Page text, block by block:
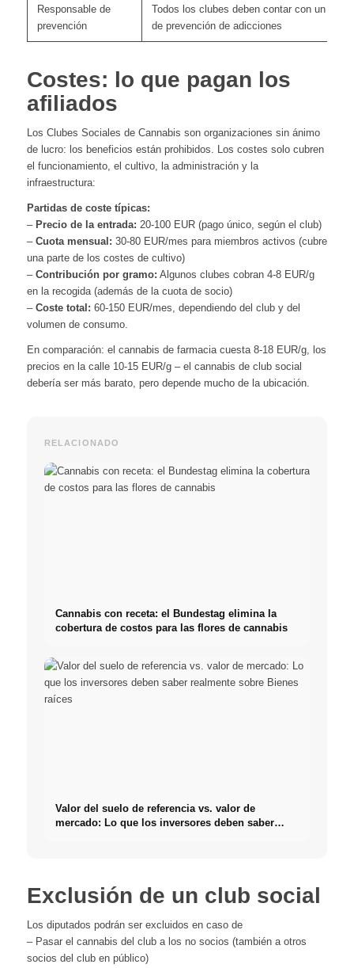
Responsable de
prevención
Todos los clubes deben contar con un
de prevención de adicciones
Costes: lo que pagan los
afiliados
Los Clubes Sociales de Cannabis son organizaciones sin ánimo
de lucro: los beneficios están prohibidos. Los costes solo cubren
el funcionamiento, el cultivo, la administración y la
infraestructura:
Partidas de coste típicas:
– Precio de la entrada: 20-100 EUR (pago único, según el club)
– Cuota mensual: 30-80 EUR/mes para miembros activos (cubre
una parte de los costes de cultivo)
– Contribución por gramo: Algunos clubes cobran 4-8 EUR/g
en la recogida (además de la cuota de socio)
– Coste total: 60-150 EUR/mes, dependiendo del club y del
volumen de consumo.
En comparación: el cannabis de farmacia cuesta 8-18 EUR/g, los
precios en la calle 10-15 EUR/g – el cannabis de club social
debería ser más barato, pero depende mucho de la ubicación.
RELACIONADO
Cannabis con receta: el Bundestag elimina la
cobertura de costos para las flores de cannabis
Valor del suelo de referencia vs. valor de
mercado: Lo que los inversores deben saber
Exclusión de un club social
Los diputados podrán ser excluidos en caso de
– Pasar el cannabis del club a los no socios (también a otros
socios del club en público)